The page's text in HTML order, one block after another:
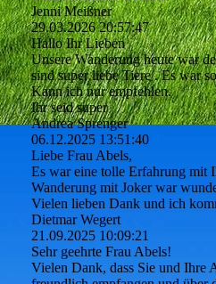
Jenni Meißner
29.03.2026 20:57:47
Hallo Ihr Lieben
Unsere Wanderung heute war
sind super liebe Tiere . Es war
Kann ich nur empfehlen.
Ihr seid super
Andrea Sprenger
06.12.2025 13:51:40
Liebe Frau Abels,
Es war eine tolle Erfahrung mit
Wanderung mit Joker war
Vielen lieben Dank und ich
Dietmar Wegert
21.09.2025 10:09:21
Sehr geehrte Frau Abels!
Vielen Dank, dass Sie und Ihre